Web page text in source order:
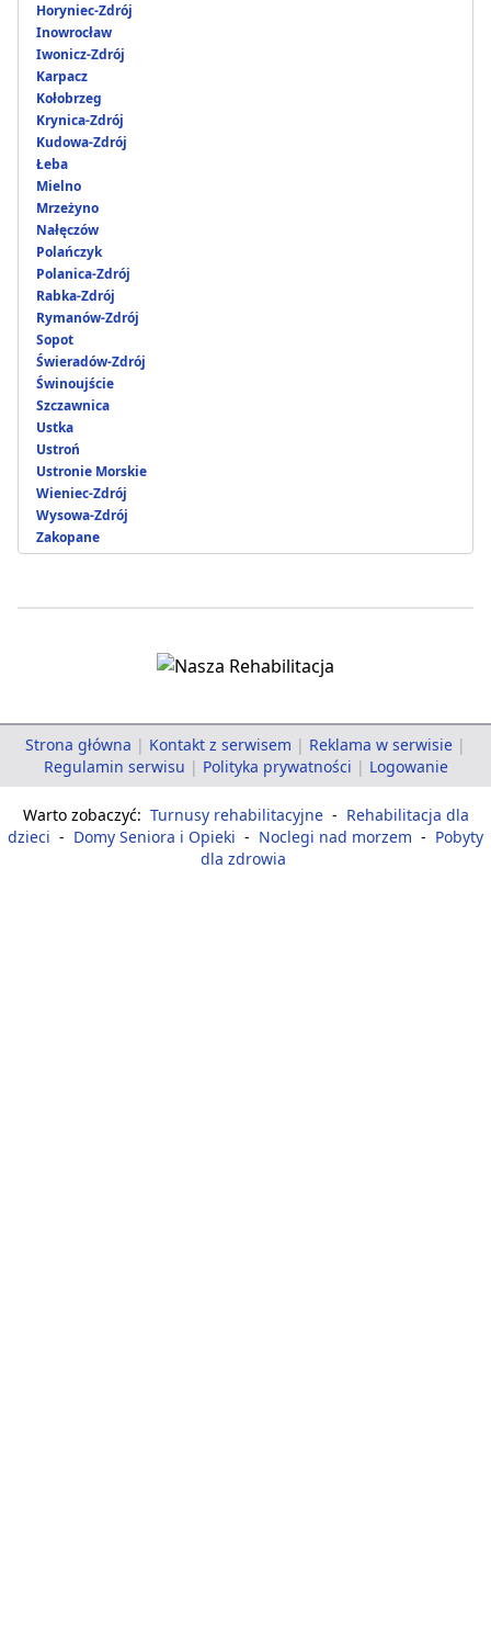
Horyniec-Zdrój
Inowrocław
Iwonicz-Zdrój
Karpacz
Kołobrzeg
Krynica-Zdrój
Kudowa-Zdrój
Łeba
Mielno
Mrzeżyno
Nałęczów
Polańczyk
Polanica-Zdrój
Rabka-Zdrój
Rymanów-Zdrój
Sopot
Świeradów-Zdrój
Świnoujście
Szczawnica
Ustka
Ustroń
Ustronie Morskie
Wieniec-Zdrój
Wysowa-Zdrój
Zakopane
Strona główna | Kontakt z serwisem | Reklama w serwisie |
Regulamin serwisu | Polityka prywatności | Logowanie
Warto zobaczyć: Turnusy rehabilitacyjne - Rehabilitacja dla
dzieci - Domy Seniora i Opieki - Noclegi nad morzem - Pobyty
dla zdrowia